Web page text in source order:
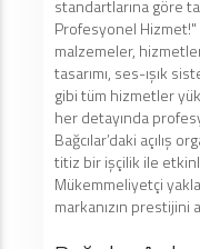
standartlarına göre
Profesyonel
malzemeler,
tasarımı, ses-ışık
gibi tüm hizmetler
her detayında
Bağcılar’daki açılış
titiz bir işçilik ile
Mükemmeliyetçi
markanızın prestijini